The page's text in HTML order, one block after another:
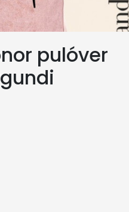
pulóver